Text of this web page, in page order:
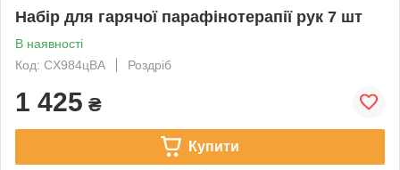
Набір для гарячої парафінотерапії рук 7 шт
В наявності
Код: CX984цВА
Роздріб
1 425 ₴
Купити